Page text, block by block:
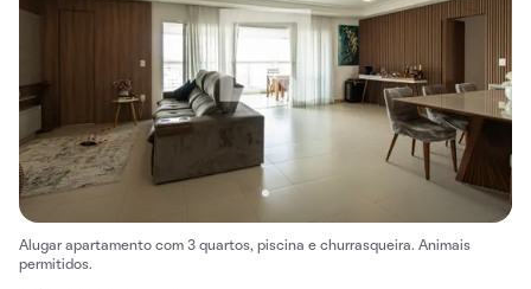
Alugar apartamento com 3 quartos, piscina e churrasqueira. Animais
permitidos.